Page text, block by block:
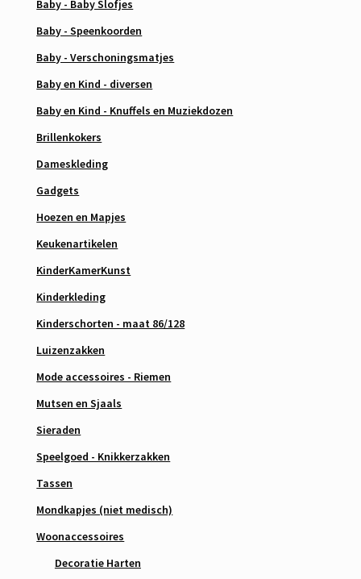
Baby - Baby Slofjes
Baby - Speenkoorden
Baby - Verschoningsmatjes
Baby en Kind - diversen
Baby en Kind - Knuffels en Muziekdozen
Brillenkokers
Dameskleding
Gadgets
Hoezen en Mapjes
Keukenartikelen
KinderKamerKunst
Kinderkleding
Kinderschorten - maat 86/128
Luizenzakken
Mode accessoires - Riemen
Mutsen en Sjaals
Sieraden
Speelgoed - Knikkerzakken
Tassen
Mondkapjes (niet medisch)
Woonaccessoires
Decoratie Harten